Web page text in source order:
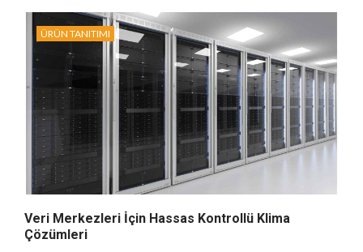
ÜRÜN TANITIMI
Veri Merkezleri İçin Hassas Kontrollü Klima
Çözümleri